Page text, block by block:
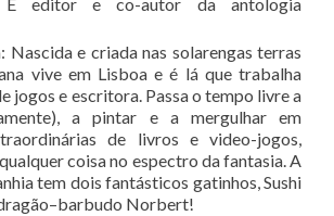
Nascida e criada nas solarengas terras
vive em Lisboa e é lá que trabalha
jogos e escritora. Passa o tempo livre a
a pintar e a mergulhar em
de livros e video-jogos,
coisa no espectro da fantasia. A
tem dois fantásticos gatinhos, Sushi
dragão–barbudo Norbert!